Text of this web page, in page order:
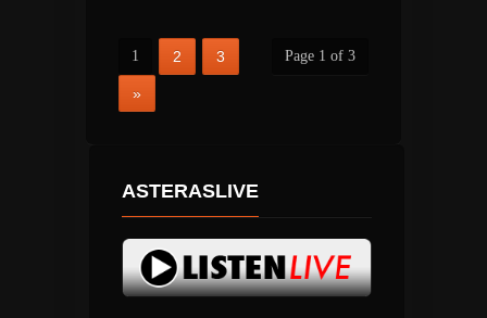
Page 1 of 3
1 2 3
»
ASTERASLIVE